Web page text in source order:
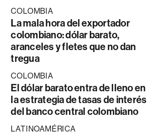
COLOMBIA
La mala hora del exportador
colombiano: dólar barato,
aranceles y fletes que no dan
tregua
COLOMBIA
El dólar barato entra de lleno en
la estrategia de tasas de interés
del banco central colombiano
LATINOAMÉRICA